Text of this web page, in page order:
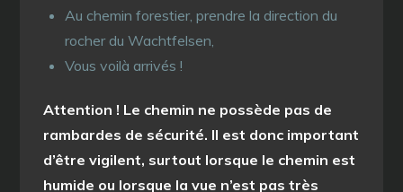
Au chemin forestier, prendre la direction du
rocher du Wachtfelsen,
Vous voilà arrivés !
Attention ! Le chemin ne possède pas de
rambardes de sécurité. Il est donc important
d’être vigilent, surtout lorsque le chemin est
humide ou lorsque la vue n’est pas très